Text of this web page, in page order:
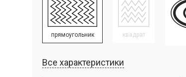
прямоугольник квадрат
Все характеристики